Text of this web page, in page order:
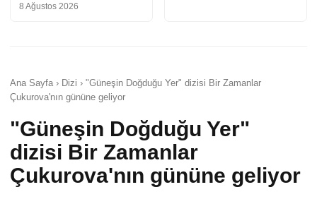
8 Ağustos 2026
Ana Sayfa › Dizi › "Güneşin Doğduğu Yer" dizisi Bir Zamanlar
Çukurova'nın gününe geliyor
"Güneşin Doğduğu Yer"
dizisi Bir Zamanlar
Çukurova'nın gününe geliyor